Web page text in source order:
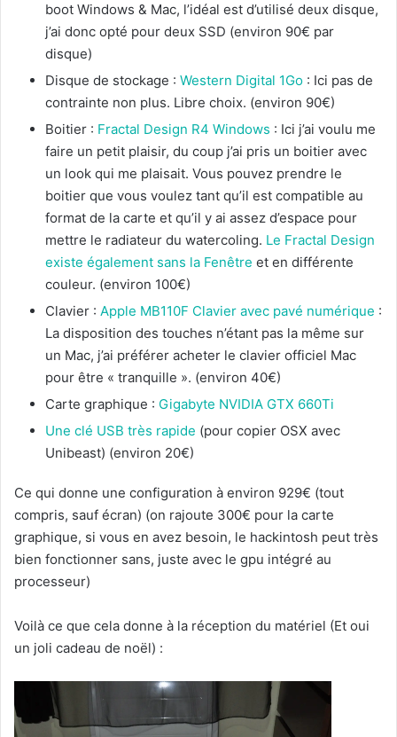
boot Windows & Mac, l’idéal est d’utilisé deux disque,
j’ai donc opté pour deux SSD (environ 90€ par
disque)
Disque de stockage : Western Digital 1Go : Ici pas de
contrainte non plus. Libre choix. (environ 90€)
Boitier : Fractal Design R4 Windows : Ici j’ai voulu me
faire un petit plaisir, du coup j’ai pris un boitier avec
un look qui me plaisait. Vous pouvez prendre le
boitier que vous voulez tant qu’il est compatible au
format de la carte et qu’il y ai assez d’espace pour
mettre le radiateur du watercoling. Le Fractal Design
existe également sans la Fenêtre et en différente
couleur. (environ 100€)
Clavier : Apple MB110F Clavier avec pavé numérique :
La disposition des touches n’étant pas la même sur
un Mac, j’ai préférer acheter le clavier officiel Mac
pour être « tranquille ». (environ 40€)
Carte graphique : Gigabyte NVIDIA GTX 660Ti
Une clé USB très rapide (pour copier OSX avec
Unibeast) (environ 20€)
Ce qui donne une configuration à environ 929€ (tout
compris, sauf écran) (on rajoute 300€ pour la carte
graphique, si vous en avez besoin, le hackintosh peut très
bien fonctionner sans, juste avec le gpu intégré au
processeur)
Voilà ce que cela donne à la réception du matériel (Et oui
un joli cadeau de noël) :